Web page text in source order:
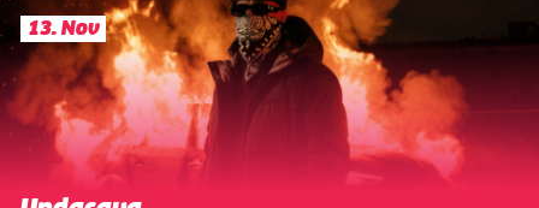
13. Nov